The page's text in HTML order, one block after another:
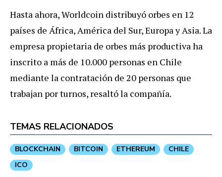
Hasta ahora, Worldcoin distribuyó orbes en 12
países de África, América del Sur, Europa y Asia. La
empresa propietaria de orbes más productiva ha
inscrito a más de 10.000 personas en Chile
mediante la contratación de 20 personas que
trabajan por turnos, resaltó la compañía.
TEMAS RELACIONADOS
BLOCKCHAIN BITCOIN ETHEREUM
CHILE
ICO